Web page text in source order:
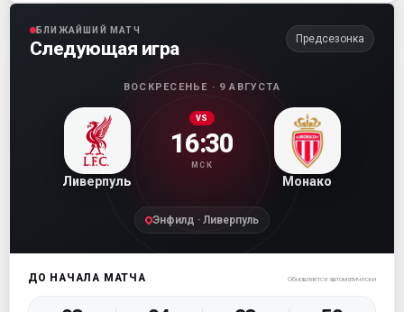
БЛИЖАЙШИЙ МАТЧ
Следующая игра Предсезонка
ВОСКРЕСЕНЬЕ · 9 АВГУСТА
Ливерпуль
VS
16:30
МСК
Монако
Энфилд · Ливерпуль
ДО НАЧАЛА МАТЧА Обновляется автоматически